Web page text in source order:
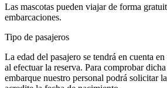
Las mascotas pueden viajar de forma
embarcaciones.
Tipo de pasajeros
La edad del pasajero se tendrá en cuenta
al efectuar la reserva. Para comprobar
embarque nuestro personal podrá solicitar